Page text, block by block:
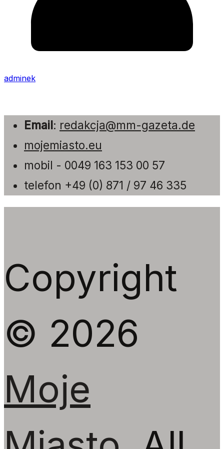
adminek
Email : redakcja@mm-gazeta.de
mojemiasto.eu
mobil - 0049 163 153 00 57
telefon +49 (0) 871 / 97 46 335
Copyright
© 2026
Moje